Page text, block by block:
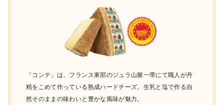
「コンテ」は、フランス東部のジュラ山脈一帯にて職人が丹
精をこめて作っている熟成ハードチーズ。生乳と塩で作る自
然そのままの味わいと豊かな風味が魅力。